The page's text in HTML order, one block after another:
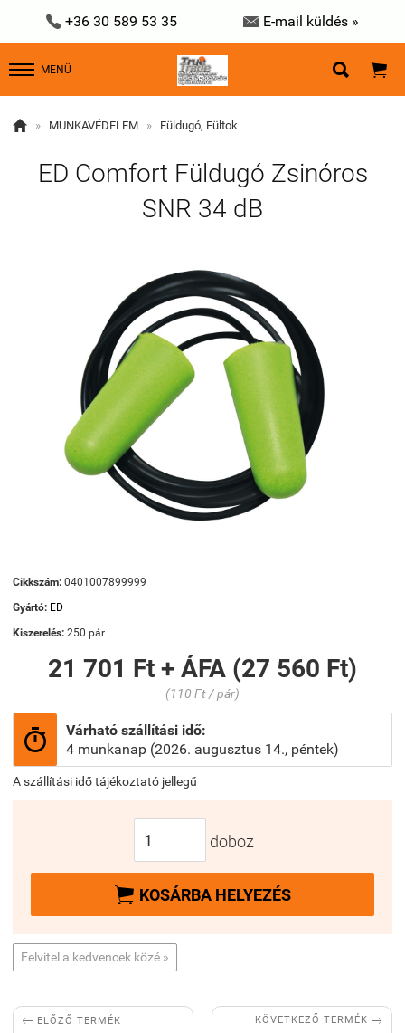
 +36 30 589 53 35  E-mail küldés »
MENÜ  
 » MUNKAVÉDELEM » Füldugó, Fültok
ED Comfort Füldugó Zsinóros
SNR 34 dB
Cikkszám: 0401007899999
Gyártó: ED
Kiszerelés: 250 pár
21 701 Ft + ÁFA (27 560 Ft)
(110 Ft / pár)

Várható szállítási idő:
4 munkanap (2026. augusztus 14., péntek)
A szállítási idő tájékoztató jellegű
doboz
 KOSÁRBA HELYEZÉS
Felvitel a kedvencek közé »
 ELŐZŐ TERMÉK KÖVETKEZŐ TERMÉK 